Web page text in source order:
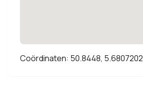
Coördinaten: 50.8448, 5.6807202